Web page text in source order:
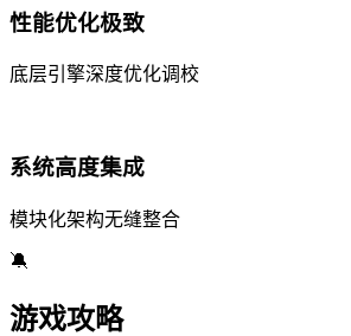
性能优化极致
底层引擎深度优化调校
系统高度集成
模块化架构无缝整合
🔕
游戏攻略